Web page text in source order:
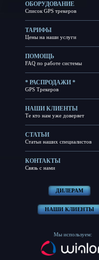
ОБОРУДОВАНИЕ
Список GPS трекеров
ТАРИФЫ
Цены на наши услуги
ПОМОЩЬ
FAQ по работе системы
* РАСПРОДАЖИ *
GPS Трекеров
НАШИ КЛИЕНТЫ
Те кто нам уже доверяет
СТАТЬИ
Статьи наших специалистов
КОНТАКТЫ
Связь с нами
ДИЛЕРАМ
НАШИ КЛИЕНТЫ
Мы используем: